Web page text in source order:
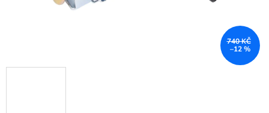
740 KČ
–12 %